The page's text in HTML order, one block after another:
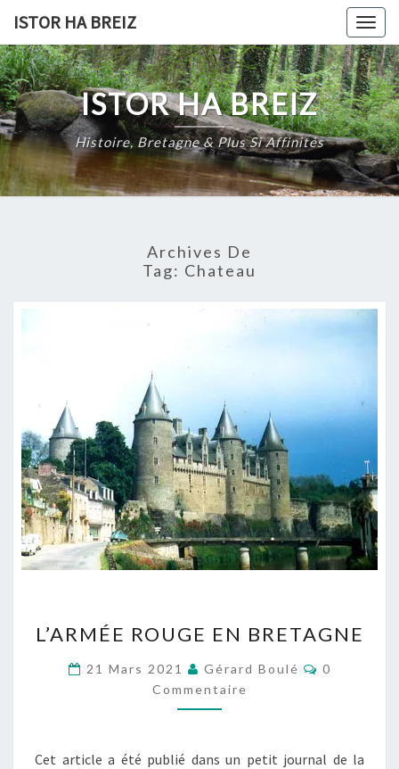
content
ISTOR HA BREIZ
ISTOR HA BREIZ
Histoire, Bretagne & Plus Si Affinités
Archives De
Tag: Chateau
ROUGE
EN
BRETAGNE
L’ARMÉE ROUGE EN BRETAGNE
21 Mars 2021 Gérard Boulé
0
Commentaire
Cet article a été publié dans un petit journal de la